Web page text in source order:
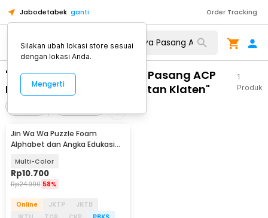
Jabodetabek ganti Order Tracking
"WA 0812 2782 5310 Biaya Pasang ACP
Kantor Murah Klaten Selatan Klaten"
1
Produk
Jin Wa Wa Puzzle Foam
Alphabet dan Angka Edukasi
Multi-Color
Rp10.700
Rp24.900 58%
Online JKTP
JKTB
Silakan ubah lokasi store sesuai
dengan lokasi Anda.
Mengerti